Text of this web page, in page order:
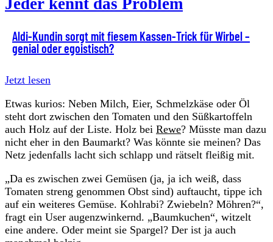
Jeder kennt das Problem
Aldi-Kundin sorgt mit fiesem Kassen-Trick für Wirbel –
genial oder egoistisch?
Jetzt lesen
Etwas kurios: Neben Milch, Eier, Schmelzkäse oder Öl
steht dort zwischen den Tomaten und den Süßkartoffeln
auch Holz auf der Liste. Holz bei Rewe? Müsste man dazu
nicht eher in den Baumarkt? Was könnte sie meinen? Das
Netz jedenfalls lacht sich schlapp und rätselt fleißig mit.
„Da es zwischen zwei Gemüsen (ja, ja ich weiß, dass
Tomaten streng genommen Obst sind) auftaucht, tippe ich
auf ein weiteres Gemüse. Kohlrabi? Zwiebeln? Möhren?“,
fragt ein User augenzwinkernd. „Baumkuchen“, witzelt
eine andere. Oder meint sie Spargel? Der ist ja auch